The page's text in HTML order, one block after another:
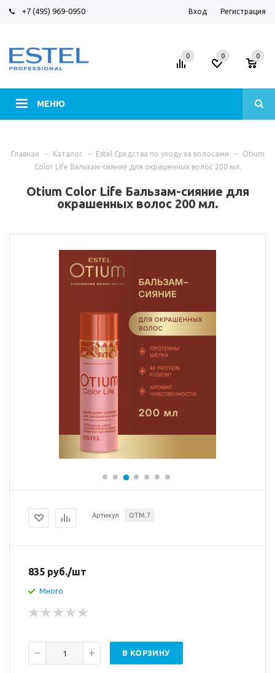
+7 (495) 969-0950 Вход Регистрация
МЕНЮ
0 0 0
Главная - Каталог - Estel Средства по уходу за волосами -
Otium
Color Life Бальзам-сияние для окрашенных волос 200 мл.
Otium Color Life Бальзам-сияние для
окрашенных волос 200 мл.
Артикул OTM.7
835 руб./шт
Много
В КОРЗИНУ